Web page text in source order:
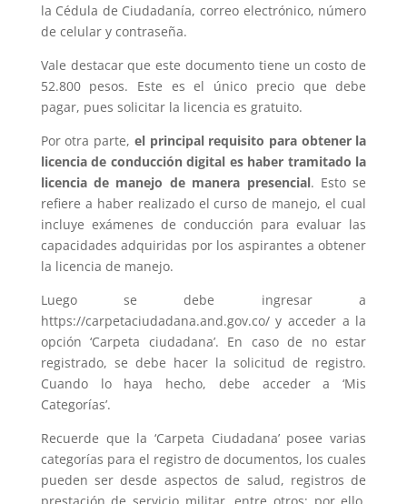
la Cédula de Ciudadanía, correo electrónico, número
de celular y contraseña.
Vale destacar que este documento tiene un costo de
52.800 pesos. Este es el único precio que debe
pagar, pues solicitar la licencia es gratuito.
Por otra parte, el principal requisito para obtener la
licencia de conducción digital es haber tramitado la
licencia de manejo de manera presencial. Esto se
refiere a haber realizado el curso de manejo, el cual
incluye exámenes de conducción para evaluar las
capacidades adquiridas por los aspirantes a obtener
la licencia de manejo.
Luego se debe ingresar a
https://carpetaciudadana.and.gov.co/ y acceder a la
opción ‘Carpeta ciudadana’. En caso de no estar
registrado, se debe hacer la solicitud de registro.
Cuando lo haya hecho, debe acceder a ‘Mis
Categorías’.
Recuerde que la ‘Carpeta Ciudadana’ posee varias
categorías para el registro de documentos, los cuales
pueden ser desde aspectos de salud, registros de